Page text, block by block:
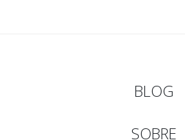
BLOG
SOBRE